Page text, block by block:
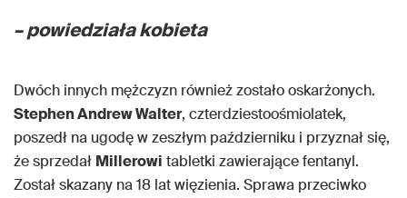
– powiedziała kobieta
Dwóch innych mężczyzn również zostało oskarżonych.
Stephen Andrew Walter, czterdziestoośmiolatek,
poszedł na ugodę w zeszłym październiku i przyznał się,
że sprzedał Millerowi tabletki zawierające fentanyl.
Został skazany na 18 lat więzienia. Sprawa przeciwko